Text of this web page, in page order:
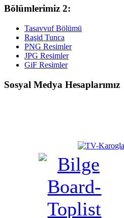
Bölümlerimiz 2:
Tasavvuf Bölümü
Raşid Tunca
PNG Resimler
JPG Resimler
GiF Resimler
Sosyal Medya Hesaplarımız